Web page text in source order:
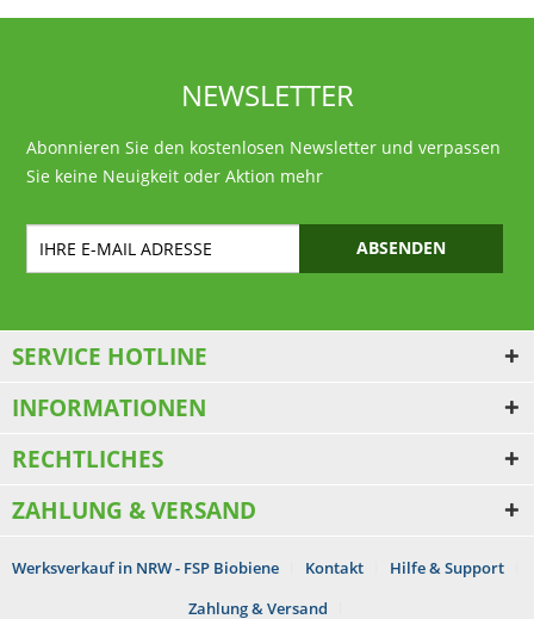
NEWSLETTER
Abonnieren Sie den kostenlosen Newsletter und verpassen
Sie keine Neuigkeit oder Aktion mehr
ABSENDEN
SERVICE HOTLINE
INFORMATIONEN
RECHTLICHES
ZAHLUNG & VERSAND
Werksverkauf in NRW - FSP Biobiene Kontakt
Hilfe & Support
Zahlung & Versand